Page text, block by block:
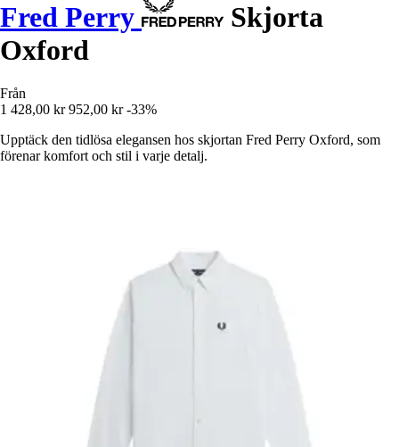
Fred Perry
Skjorta
Oxford
Från
1 428,00 kr 952,00 kr -33%
Upptäck den tidlösa elegansen hos skjortan Fred Perry Oxford, som
förenar komfort och stil i varje detalj.